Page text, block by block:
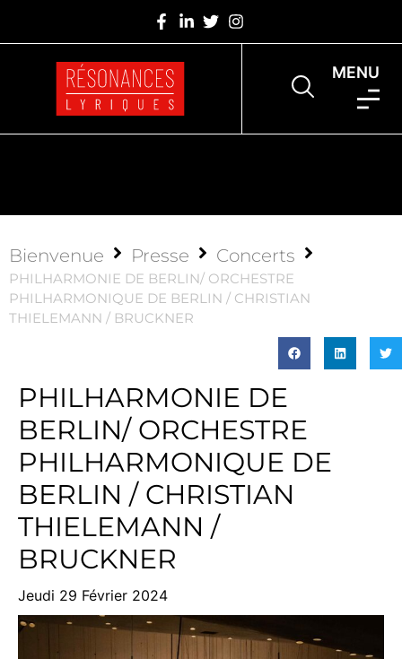
MENU
Bienvenue Presse Concerts
PHILHARMONIE DE BERLIN/ ORCHESTRE
PHILHARMONIQUE DE BERLIN / CHRISTIAN
THIELEMANN / BRUCKNER
PHILHARMONIE DE
BERLIN/ ORCHESTRE
PHILHARMONIQUE DE
BERLIN / CHRISTIAN
THIELEMANN /
BRUCKNER
Jeudi 29 Février 2024